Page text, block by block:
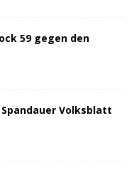
59 gegen den
Volksblatt